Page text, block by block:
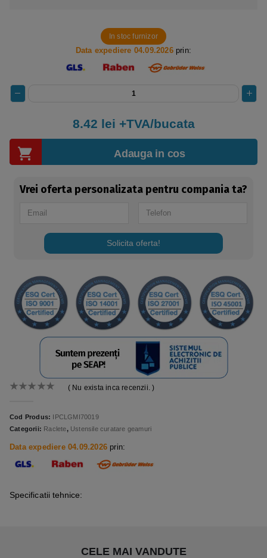
( Nu exista inca recenzii. )
Cod Produs: IPCLGMI70019
Categorii: Raclete, Ustensile curatare geamuri
Data expediere 04.09.2026 prin:
In stoc furnizor
Data expediere 04.09.2026prin:
8.42 lei +TVA/bucata
Adauga in cos
Vrei oferta personalizata pentru compania ta?
Solicita oferta!
Specificatii tehnice:
CELE MAI VANDUTE